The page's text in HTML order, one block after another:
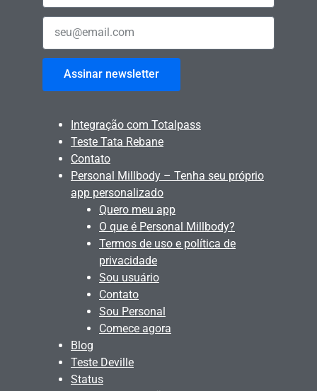
Assinar newsletter
Integração com Totalpass
Teste Tata Rebane
Contato
Personal Millbody – Tenha seu próprio
app personalizado
Quero meu app
O que é Personal Millbody?
Termos de uso e política de
privacidade
Sou usuário
Contato
Sou Personal
Comece agora
Blog
Teste Deville
Status